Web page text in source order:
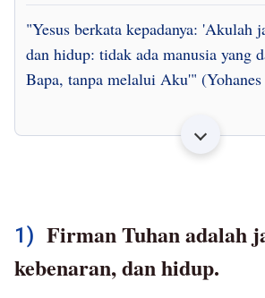
dialami manusia. Ini adalah
memulai zaman yang baru dan
yang lama, dan merupakan bentuk
selain itu, inilah pekerjaan yang
"Yesus berkata kepadanya: 'Akulah
dan hidup: tidak ada manusia yang
Bapa, tanpa melalui Aku'"
1) Firman Tuhan adalah
kebenaran, dan hidup.